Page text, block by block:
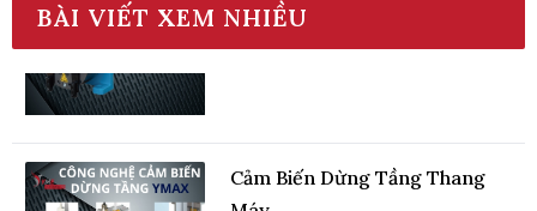
BÀI VIẾT XEM NHIỀU
Cảm Biến Dừng Tầng Thang
Máy